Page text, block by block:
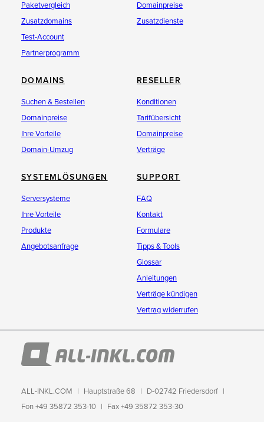
Paketvergleich
Zusatzdomains
Test-Account
Partnerprogramm
Domainpreise
Zusatzdienste
DOMAINS
Suchen & Bestellen
Domainpreise
Ihre Vorteile
Domain-Umzug
RESELLER
Konditionen
Tarifübersicht
Domainpreise
Verträge
SYSTEMLÖSUNGEN
Serversysteme
Ihre Vorteile
Produkte
Angebotsanfrage
SUPPORT
FAQ
Kontakt
Formulare
Tipps & Tools
Glossar
Anleitungen
Verträge kündigen
Vertrag widerrufen
ALL-INKL.COM Hauptstraße 68
D-02742 Friedersdorf
Fon +49 35872 353-10
Fax +49 35872 353-30